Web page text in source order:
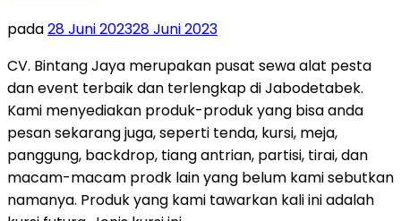
pada28 Juni 202328 Juni 2023
CV. Bintang Jaya merupakan pusat sewa alat pesta
dan event terbaik dan terlengkap di Jabodetabek.
Kami menyediakan produk-produk yang bisa anda
pesan sekarang juga, seperti tenda, kursi, meja,
panggung, backdrop, tiang antrian, partisi, tirai, dan
macam-macam prodk lain yang belum kami sebutkan
namanya. Produk yang kami tawarkan kali ini adalah